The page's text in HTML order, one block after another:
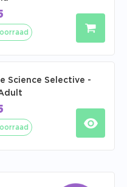
Science Selective -